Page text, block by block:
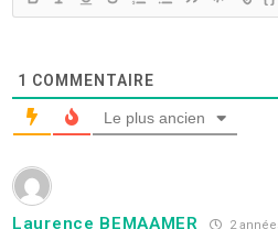
1 COMMENTAIRE
Le plus ancien
Laurence BEMAAMER 2